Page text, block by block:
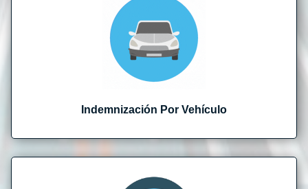
Indemnización Por Vehículo